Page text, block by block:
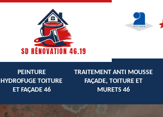
PEINTURE
HYDROFUGE TOITURE
ET FAÇADE 46
TRAITEMENT ANTI MOUSSE
FAÇADE, TOITURE ET
MURETS 46